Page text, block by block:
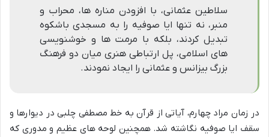
سلاطین عثمانی، با افزودن مناره ها، محراب و
منبر، نه تنها ایا صوفیه را به مسجدی باشکوه
تبدیل کردند، بلکه با مرمت ها و خوشنویسی
های اسلامی، پل ارتباطی هنری میان دو فرهنگ
بزرگ بیزانس و عثمانی را ایجاد نمودند.
در زمان مراد چهارم، آیاتی از قرآن به خط مصطفی چلبی در دیوارها و
سقف ایا صوفیه نگاشته شد. همچنین لوحه های عظیم و مدوری که